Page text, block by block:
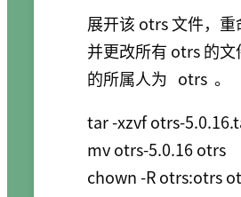
展开该 otrs 文件，重
并更改所有 otrs 的文
的所属人为 otrs 。
tar -xzvf otrs-
mv otrs-5.0.16 otrs